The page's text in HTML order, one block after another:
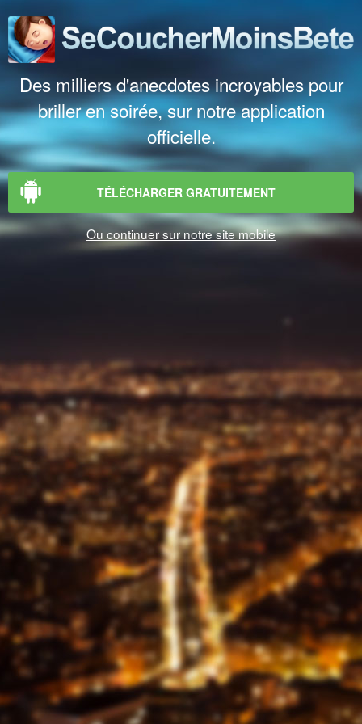
Des milliers d'anecdotes incroyables pour
briller en soirée, sur notre application
officielle.
TÉLÉCHARGER GRATUITEMENT
Ou continuer sur notre site mobile